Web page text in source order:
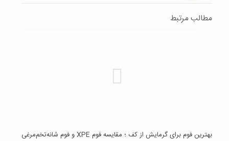
مطالب مرتبط
بهترین فوم برای گرمایش از کف ؛ مقایسه فوم XPE و فوم شانه‌تخم‌مرغی